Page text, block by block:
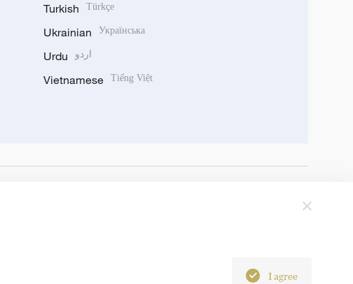
Turkish Türkçe
Ukrainian Українська
Urdu اردو
Vietnamese Tiếng Việt
I agree